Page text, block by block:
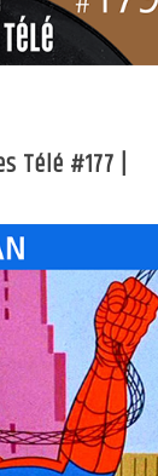
Télé #177 |